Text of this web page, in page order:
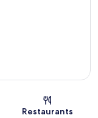
Restaurants